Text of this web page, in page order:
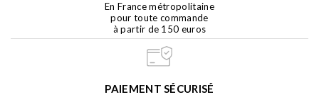
En France métropolitaine
pour toute commande
à partir de 150 euros
PAIEMENT SÉCURISÉ